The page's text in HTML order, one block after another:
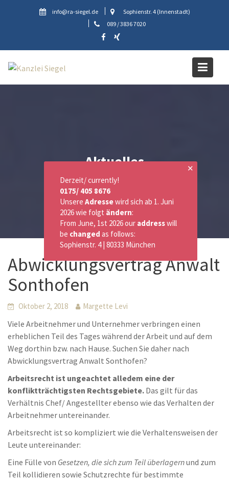
info@ra-siegel.de
Sophienstr. 4 (Innenstadt)
089 / 3836 7020
Aktuelles
Abwicklungsvertrag Anwalt
Sonthofen
Oktober 2, 2018 Margette Levi
Viele Arbeitnehmer und Unternehmer verbringen einen
erheblichen Teil des Tages während der Arbeit und auf dem
Weg dorthin bzw. nach Hause. Suchen Sie daher nach
Abwicklungsvertrag Anwalt Sonthofen?
Arbeitsrecht ist ungeachtet alledem eine der
konfliktträchtigsten Rechtsgebiete. Das gilt für das
Verhältnis Chef/ Angestellter ebenso wie das Verhalten der
Arbeitnehmer untereinander.
Arbeitsrecht ist so kompliziert wie die Verhaltensweisen der
Leute untereinander:
Eine Fülle von Gesetzen, die sich zum Teil überlagernund zum
Teil kollidieren sowie Schutzrechte für bestimmte
✕
Derzeit/ currently!
0175/ 405 8676
Unsere Adressewird sich ab 1. Juni
2026 wie folgt ändern:
From June, 1st 2026 our addresswill
be changed as follows:
Sophienstr. 4 | 80333 München